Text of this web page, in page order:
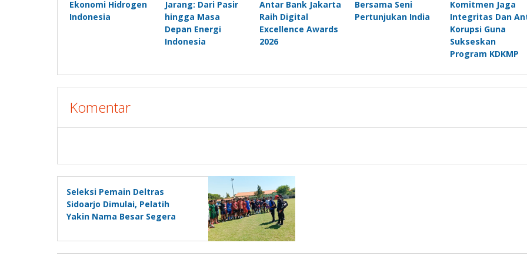
Ekonomi Hidrogen
Indonesia
Jarang: Dari Pasir
hingga Masa
Depan Energi
Indonesia
Antar Bank Jakarta
Raih Digital
Excellence Awards
2026
Bersama Seni
Pertunjukan India
Komitmen Jaga
Integritas Dan
Korupsi Guna
Sukseskan
Program KDKMP
Komentar
Seleksi Pemain Deltras
Sidoarjo Dimulai, Pelatih
Yakin Nama Besar Segera